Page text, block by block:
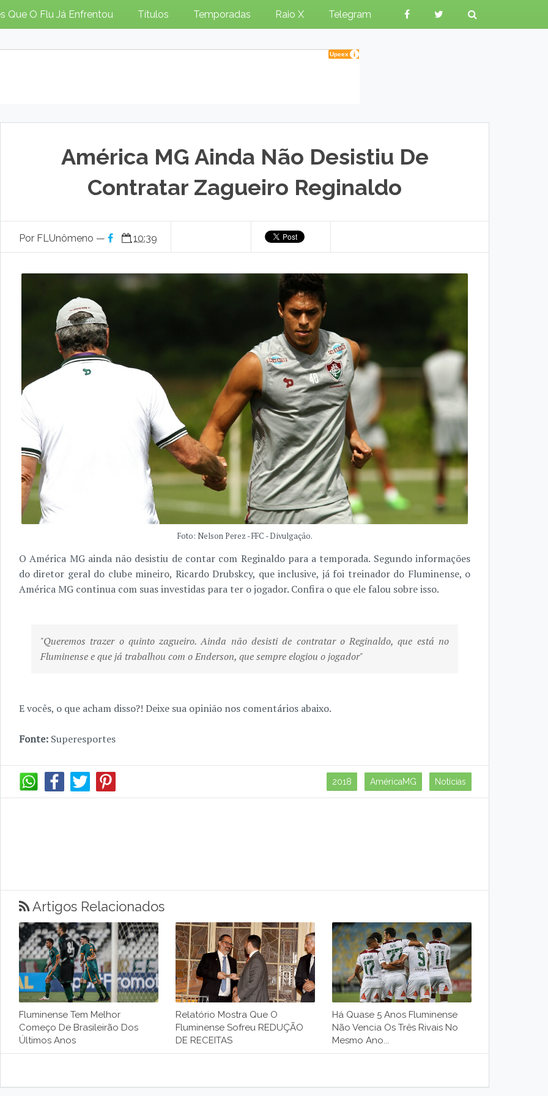
Que O Flu Já Enfrentou Títulos Temporadas Raio X Telegram
América MG Ainda Não Desistiu De
Contratar Zagueiro Reginaldo
Por FLUnômeno — 10:39
Foto: Nelson Perez - FFC - Divulgação.
O América MG ainda não desistiu de contar com Reginaldo para a temporada. Segundo informações
do diretor geral do clube mineiro, Ricardo Drubskcy, que inclusive, já foi treinador do Fluminense, o
América MG continua com suas investidas para ter o jogador. Confira o que ele falou sobre isso.
"Queremos trazer o quinto zagueiro. Ainda não desisti de contratar o Reginaldo, que está no
Fluminense e que já trabalhou com o Enderson, que sempre elogiou o jogador"
E vocês, o que acham disso?! Deixe sua opinião nos comentários abaixo.
Fonte: Superesportes
2018 AméricaMG Notícias
Artigos Relacionados
Fluminense Tem Melhor
Começo De Brasileirão Dos
Últimos Anos
Relatório Mostra Que O
Fluminense Sofreu REDUÇÃO
DE RECEITAS
Há Quase 5 Anos Fluminense
Não Vencia Os Três Rivais No
Mesmo Ano...